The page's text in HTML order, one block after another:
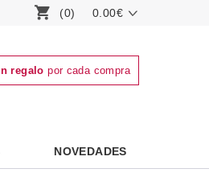
(0) 0.00€
regalo por cada compra
NOVEDADES